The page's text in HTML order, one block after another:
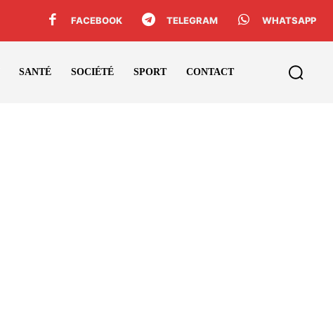
FACEBOOK TELEGRAM WHATSAPP
SANTÉ SOCIÉTÉ SPORT CONTACT